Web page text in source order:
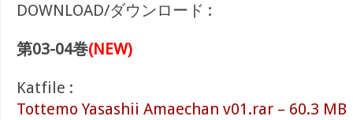
DOWNLOAD/ダウンロード :
第03-04巻(NEW)
Katfile :
Tottemo Yasashii Amaechan v01.rar – 60.3 MB